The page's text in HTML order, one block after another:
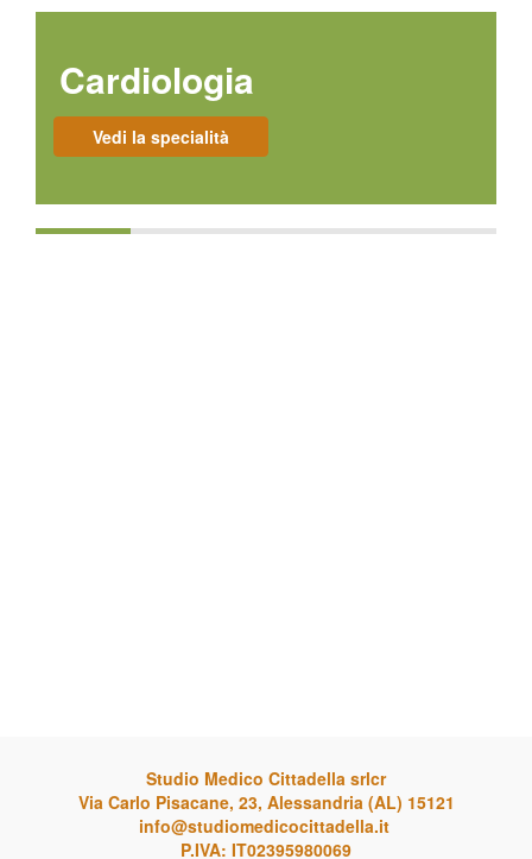
Cardiologia
Vedi la specialità
Studio Medico Cittadella srlcr
Via Carlo Pisacane, 23, Alessandria (AL) 15121
info@studiomedicocittadella.it
P.IVA: IT02395980069